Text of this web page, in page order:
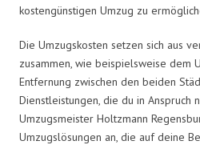
kostengünstigen Umzug zu
Die Umzugskosten setzen sich aus
zusammen, wie beispielsweise dem
Entfernung zwischen den beiden
Dienstleistungen, die du in Anspruch
Umzugsmeister Holtzmann
Umzugslösungen an, die auf deine